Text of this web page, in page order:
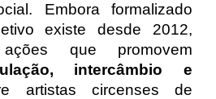
Embora formalizado
existe desde 2012,
ações que promovem
intercâmbio e
artistas circenses de